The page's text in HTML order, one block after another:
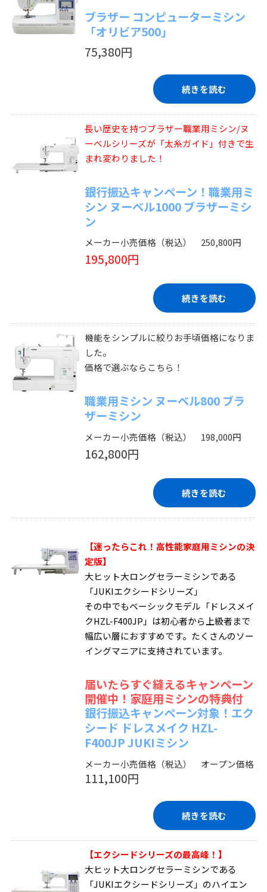
ブラザー コンピューターミシン
「オリビア500」
75,380円
続きを読む
長い歴史を持つブラザー職業用ミシン/ヌ
ーベルシリーズが「太糸ガイド」付きで生
まれ変わりました！
銀行振込キャンペーン！職業用ミ
シン ヌーベル1000 ブラザーミシ
ン
メーカー小売価格（税込） 250,800円
195,800円
続きを読む
機能をシンプルに絞りお手頃価格になりま
した。
価格で選ぶならこちら！
職業用ミシン ヌーベル800 ブラ
ザーミシン
メーカー小売価格（税込） 198,000円
162,800円
続きを読む
【迷ったらこれ！高性能家庭用ミシンの決
定版】
大ヒット大ロングセラーミシンである
「JUKIエクシードシリーズ」
その中でもベーシックモデル「ドレスメイ
クHZL-F400JP」は初心者から上級者まで
幅広い層におすすめです。たくさんのソー
イングマニアに支持されています。
届いたらすぐ縫えるキャンペーン
開催中！家庭用ミシンの特典付
銀行振込キャンペーン対象！エク
シード ドレスメイク HZL-
F400JP JUKIミシン
メーカー小売価格（税込） オープン価格
111,100円
続きを読む
【エクシードシリーズの最高峰！】
大ヒット大ロングセラーミシンである
「JUKIエクシードシリーズ」のハイエン